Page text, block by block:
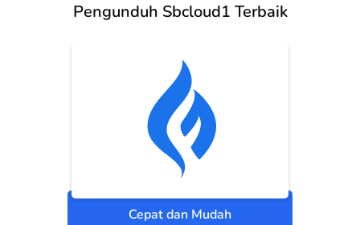
Pengunduh Sbcloud1 Terbaik
Cepat dan Mudah